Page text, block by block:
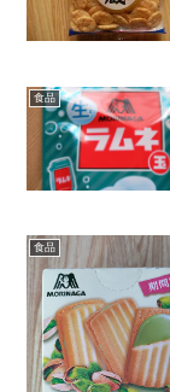
食品
食品